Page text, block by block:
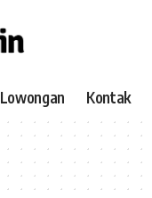
Lowongan Kontak